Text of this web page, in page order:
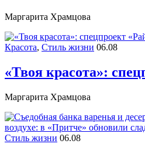
Маргарита Храмцова
Красота, Стиль жизни 06.08
«Твоя красота»:
Маргарита Храмцова
Стиль жизни 06.08